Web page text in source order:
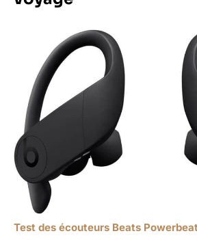
Test des écouteurs Beats